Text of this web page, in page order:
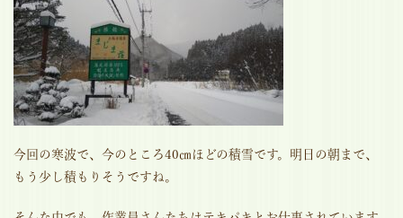
今回の寒波で、今のところ40㎝ほどの積雪です。明日の朝まで、
もう少し積もりそうですね。